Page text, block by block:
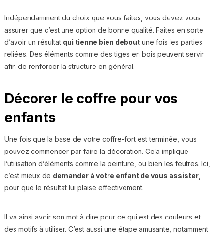
Indépendamment du choix que vous faites, vous devez vous
assurer que c’est une option de bonne qualité. Faites en sorte
d’avoir un résultat qui tienne bien deboutune fois les parties
reliées. Des éléments comme des tiges en bois peuvent servir
afin de renforcer la structure en général.
Décorer le coffre pour vos
enfants
Une fois que la base de votre coffre-fort est terminée, vous
pouvez commencer par faire la décoration. Cela implique
l’utilisation d’éléments comme la peinture, ou bien les feutres. Ici,
c’est mieux de demander à votre enfant de vous assister,
pour que le résultat lui plaise effectivement.
Il va ainsi avoir son mot à dire pour ce qui est des couleurs et
des motifs à utiliser. C’est aussi une étape amusante, notamment